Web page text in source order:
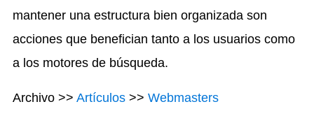
mantener una estructura bien organizada son
acciones que benefician tanto a los usuarios como
a los motores de búsqueda.
Archivo >> Artículos>> Webmasters